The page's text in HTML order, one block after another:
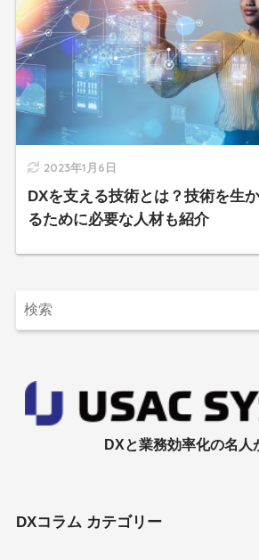
2023年1月6日
DXを支える技術とは？技術を生
るために必要な人材も紹介
DXと業務効率化の名人
DXコラム カテゴリー